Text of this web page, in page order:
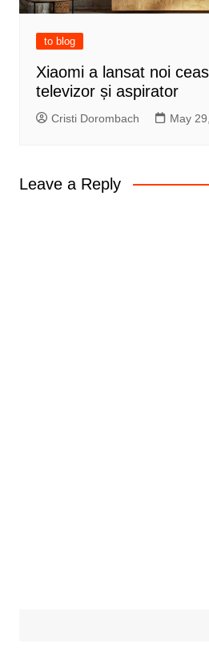
to blog
Xiaomi a lansat noi
televizor și aspirator
Cristi Dorombach May
Leave a Reply